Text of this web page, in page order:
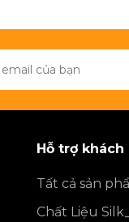
Hỗ trợ khách
Tất cả sản
Chất Liệu